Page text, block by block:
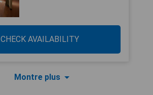
CHECK AVAILABILITY
Montre plus